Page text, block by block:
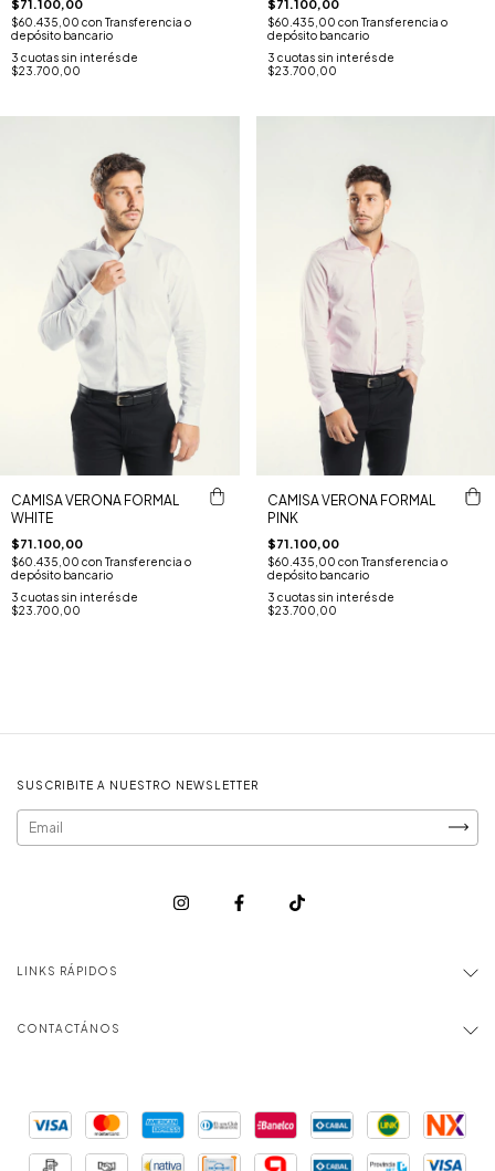
$71.100,00
$60.435,00 con Transferencia o
depósito bancario
3 cuotas sin interés de
$23.700,00
$71.100,00
$60.435,00 con Transferencia o
depósito bancario
3 cuotas sin interés de
$23.700,00
CAMISA VERONA FORMAL
WHITE
$71.100,00
$60.435,00 con Transferencia o
depósito bancario
3 cuotas sin interés de
$23.700,00
CAMISA VERONA FORMAL
PINK
$71.100,00
$60.435,00 con Transferencia o
depósito bancario
3 cuotas sin interés de
$23.700,00
SUSCRIBITE A NUESTRO NEWSLETTER
LINKS RÁPIDOS
CONTACTÁNOS